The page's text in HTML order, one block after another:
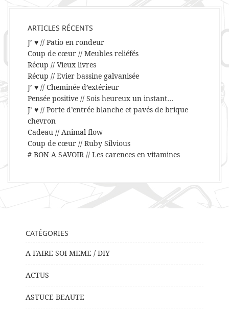
ARTICLES RÉCENTS
J’ ♥ // Patio en rondeur
Coup de cœur // Meubles reliéfés
Récup // Vieux livres
Récup // Evier bassine galvanisée
J’ ♥ // Cheminée d’extérieur
Pensée positive // Sois heureux un instant…
J’ ♥ // Porte d’entrée blanche et pavés de brique
chevron
Cadeau // Animal flow
Coup de cœur // Ruby Silvious
# BON A SAVOIR // Les carences en vitamines
CATÉGORIES
A FAIRE SOI MEME / DIY
ACTUS
ASTUCE BEAUTE